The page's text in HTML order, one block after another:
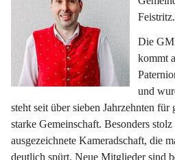
Feistritz.
Die
kommt
und
steht seit über sieben Jahrzehnten
starke Gemeinschaft. Besonders
ausgezeichnete Kameradschaft, die
deutlich spürt. Neue Mitglieder sind